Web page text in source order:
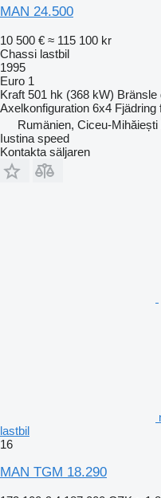
MAN 24.500
10 500 € ≈ 115 100 kr
Chassi lastbil
1995
Euro 1
Kraft 501 hk (368 kW) Bränsle
Axelkonfiguration 6x4 Fjädring
Rumänien, Ciceu-Mihăiești
Iustina speed
Kontakta säljaren
lastbil
16
MAN TGM 18.290